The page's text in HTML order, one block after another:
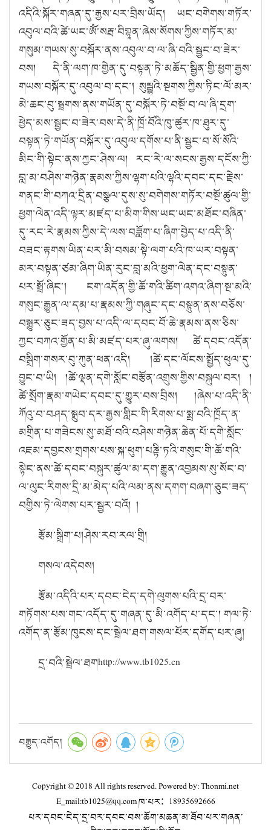
རྩོམ་སྒྲིག་པ།ཤེས་རབ་རལ་གྲི།
གསལ་འདེབས།
རྩོམ་འདིའི་པར་དབང་ངེད་དགེ་ལུགས་པའི་དྲ་བར་
གཏོགས་པས་གང་འདོད་དུ་གཞན་དུ་མི་འགོད་པ་དང་། གལ་ཏེ་
འགོད་ན་རྩོམ་ཁུངས་དང་སྦྲེལ་ཐག་གསལ་པོར་དགོད་པར་ཞུ།
དྲ་བའི་སྦྲེལ་ཐགhttp://www.tb1025.cn
བརྒྱུད་འགོད།
Copyright © 2018 All rights reserved. Powered by: Thonmi.net
E_mail:tb1025@qq.com ཁ་པར：18935692666
པར་དབང་ངེད་དྲ་བར་དབང་བས་ཆོག་མཆན་མ་ཐོབ་པར་གཞན་